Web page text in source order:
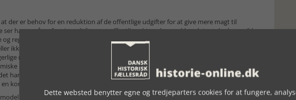
at der er behov for en reduktion af de offentlige udgifter for at give mere magt til
ser han også en fare i en alt for svag offentlig sektor, der svækker det marked, som ikke
regulerende stater. Den politiske dimension af en velfungerende national
ikke underkendes: ”Det er i kraft af deres fastholdelse af nationale prioriteringer og
regeringer i Europa ikke er blevet truet alvorligt af deres venstrefløjsopposition i
krise. En anden grund er, at de ikke har lyttet til nyliberalisternes anbefalinger om
har de trukket på den form for konservatisme, som har gjort Europa meget
konservatisme med en klar socialliberal dimension” (p. 152).
blev i al væsentlighed videreført under den tidsligere statsminister Anders Fogh
Dette websted benytter egne og tredjeparters cookies for at fungere,